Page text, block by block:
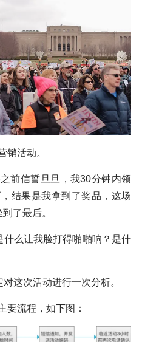
活动。
前信誓旦旦，我30分钟内领
结果是我拿到了奖品，这场
了最后。
么让我脸打得啪啪响？是什
这次活动进行一次分析。
要流程，如下图：